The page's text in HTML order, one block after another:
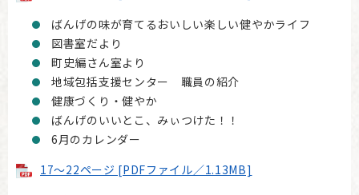
ばんげの味が育てるおいしい楽しい健やかライフ
図書室だより
町史編さん室より
地域包括支援センター 職員の紹介
健康づくり・健やか
ばんげのいいとこ、みぃつけた！！
6月のカレンダー
17～22ページ [PDFファイル／1.13MB]